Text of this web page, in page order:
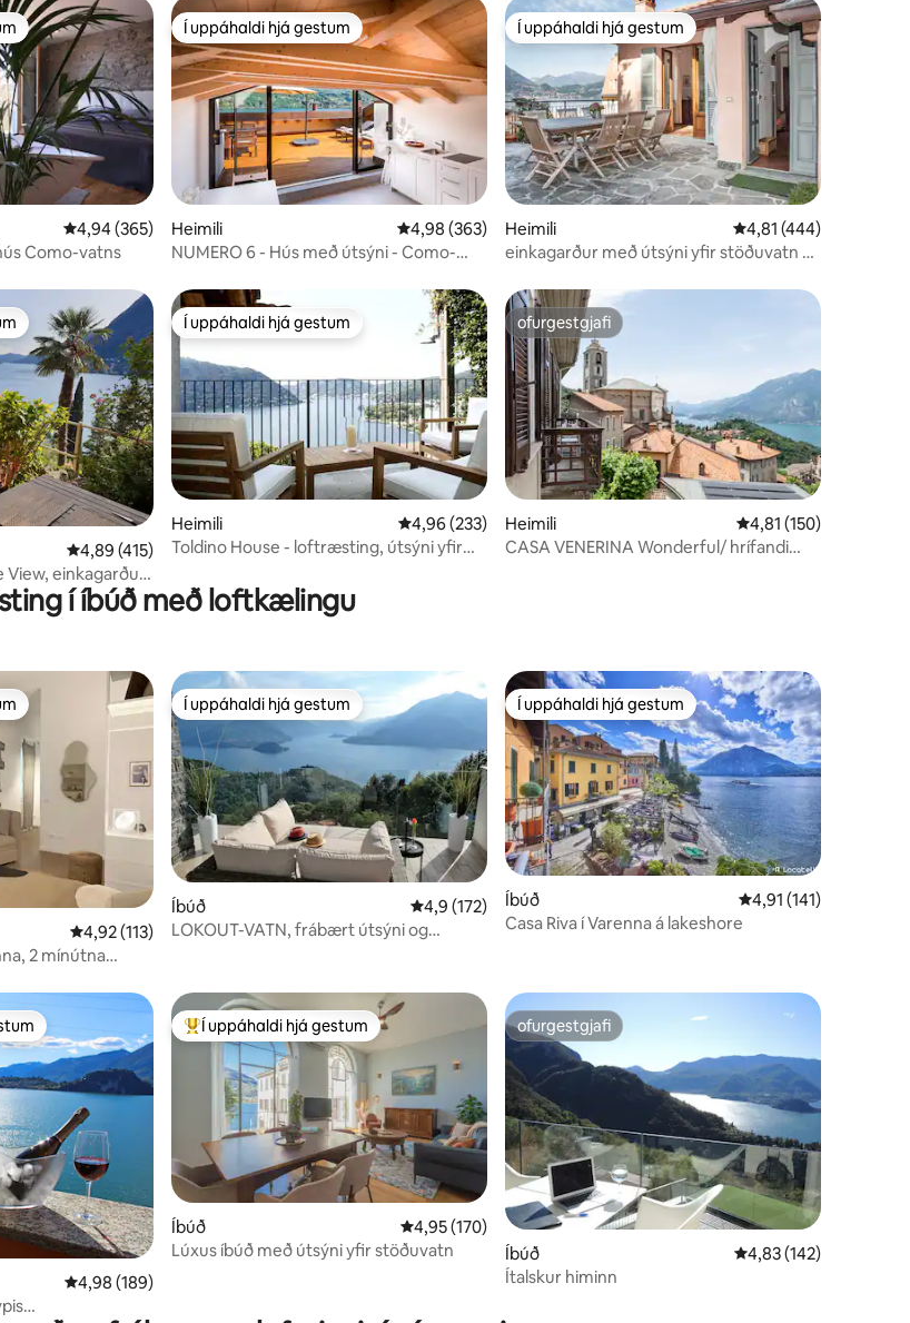
4,94 af 5 í meðaleinkunn, 365 umsagnir
4,94 (365)
Como-vatns
Í uppáhaldi hjá gestum
Í uppáhaldi hjá gestum
Heimili 4,98 af 5 í meðaleinkunn, 363 umsagnir
4,98 (363)
NUMERO 6 - Hús með útsýni - Como-
Í uppáhaldi hjá gestum
Í uppáhaldi hjá gestum
Heimili 4,81 af 5 í
4,81 (444)
einkagarður með útsýni yfir stöðuvatn 3
4,89 af 5 í meðaleinkunn, 415 umsagnir
4,89 (415)
View, einkagarður
Í uppáhaldi hjá gestum
Í uppáhaldi hjá gestum
Heimili 4,96 af 5 í meðaleinkunn, 233 umsagnir
4,96 (233)
Toldino House - loftræsting, útsýni yfir
ofurgestgjafi
ofurgestgjafi
Heimili 4,81 af 5 í
4,81 (150)
CASA VENERINA Wonderful/ hrífandi
í íbúð með loftkælingu
4,92 af 5 í meðaleinkunn, 113 umsagnir
4,92 (113)
2 mínútna
Í uppáhaldi hjá gestum
Í uppáhaldi hjá gestum
Íbúð 4,9 af 5 í meðaleinkunn, 172 umsagnir
4,9 (172)
LOKOUT-VATN, frábært útsýni og
Í uppáhaldi hjá gestum
Í uppáhaldi hjá gestum
Íbúð 4,91 af 5 í
4,91 (141)
Casa Riva í Varenna á lakeshore
gestum
4,98 af 5 í meðaleinkunn, 189 umsagnir
4,98 (189)
Í mestu uppáhaldi hjá gestum
Í uppáhaldi hjá gestum
Íbúð 4,95 af 5 í meðaleinkunn, 170 umsagnir
4,95 (170)
Lúxus íbúð með útsýni yfir stöðuvatn
ofurgestgjafi
ofurgestgjafi
Íbúð 4,83 af 5 í
4,83 (142)
Ítalskur himinn